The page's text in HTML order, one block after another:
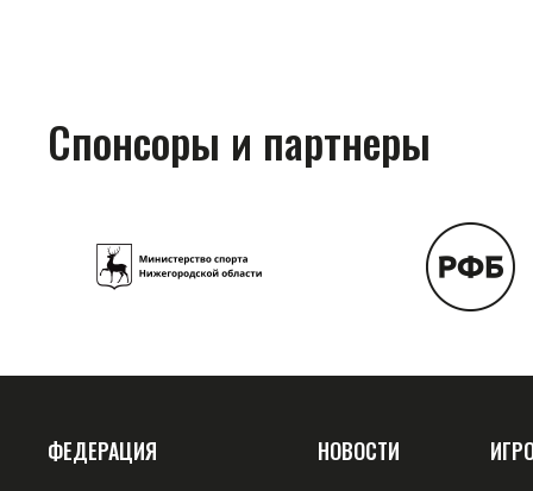
Спонсоры и партнеры
ФЕДЕРАЦИЯ НОВОСТИ